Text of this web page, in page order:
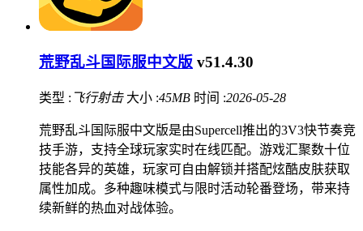
荒野乱斗国际服中文版 v51.4.30
类型 : 飞行射击 大小 :45MB 时间 :2026-05-28
荒野乱斗国际服中文版是由Supercell推出的3V3快节奏竞
技手游，支持全球玩家实时在线匹配。游戏汇聚数十位
技能各异的英雄，玩家可自由解锁并搭配炫酷皮肤获取
属性加成。多种趣味模式与限时活动轮番登场，带来持
续新鲜的热血对战体验。